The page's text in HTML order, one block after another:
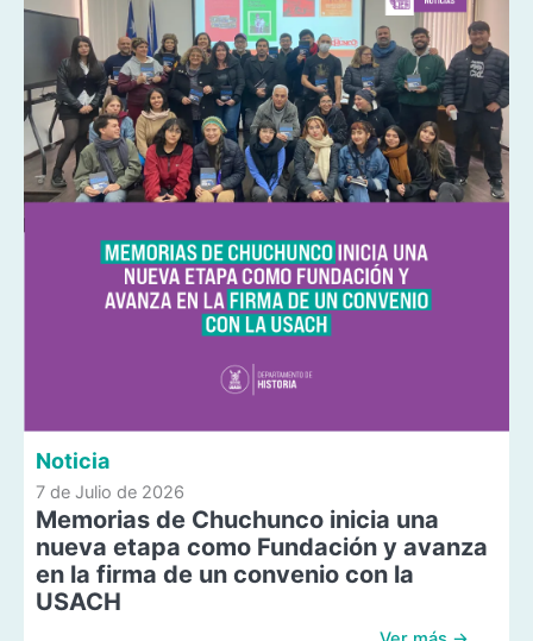
Noticia
7 de Julio de 2026
Memorias de Chuchunco inicia una
nueva etapa como Fundación y avanza
en la firma de un convenio con la
USACH